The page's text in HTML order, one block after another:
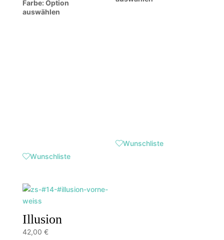
Farbe:Option
auswählen
Wunschliste
Wunschliste
Illusion
42,00 €